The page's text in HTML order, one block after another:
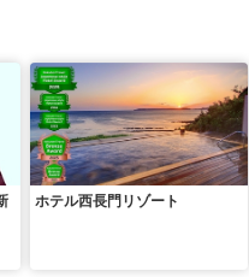
ホテル西長門リゾート